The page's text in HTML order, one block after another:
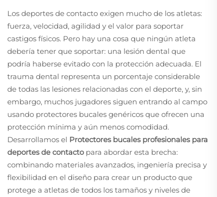
Los deportes de contacto exigen mucho de los atletas:
fuerza, velocidad, agilidad y el valor para soportar
castigos físicos. Pero hay una cosa que ningún atleta
debería tener que soportar: una lesión dental que
podría haberse evitado con la protección adecuada. El
trauma dental representa un porcentaje considerable
de todas las lesiones relacionadas con el deporte, y, sin
embargo, muchos jugadores siguen entrando al campo
usando protectores bucales genéricos que ofrecen una
protección mínima y aún menos comodidad.
Desarrollamos el Protectores bucales profesionales para
deportes de contacto para abordar esta brecha:
combinando materiales avanzados, ingeniería precisa y
flexibilidad en el diseño para crear un producto que
protege a atletas de todos los tamaños y niveles de